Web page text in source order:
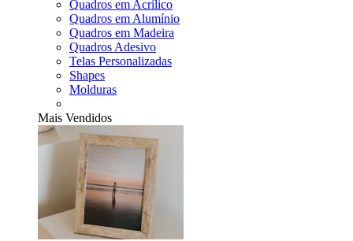
Quadros em Acrílico
Quadros em Alumínio
Quadros em Madeira
Quadros Adesivo
Telas Personalizadas
Shapes
Molduras
Mais Vendidos